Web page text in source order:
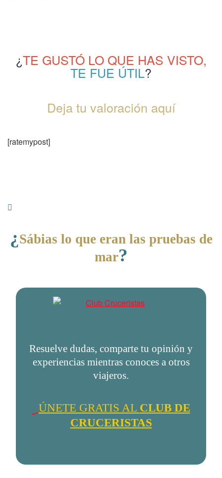
¿TE GUSTÓ LO QUE HAS VISTO,
TE FUE ÚTIL?
Deja tu valoración aquí
[ratemypost]
¿ Sábias lo que eran las pruebas de
mar?
Resuelve dudas, comparte tu opinión y
experiencias mientras conoces a otros
viajeros.
ÚNETE GRATIS AL CLUB DE
CRUCERISTAS